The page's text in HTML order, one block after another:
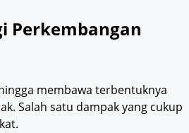
Perkembangan
membawa terbentuknya
Salah satu dampak yang cukup